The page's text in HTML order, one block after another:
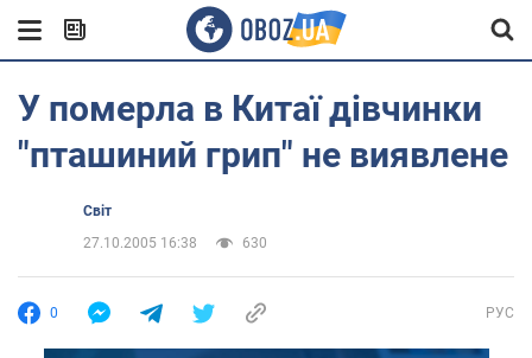
У померла в Китаї дівчинки
"пташиний грип" не виявлене
Світ
27.10.2005 16:38
630
0 РУС